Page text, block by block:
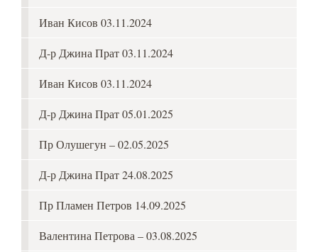
Иван Кисов 03.11.2024
Д-р Джина Прат 03.11.2024
Иван Кисов 03.11.2024
Д-р Джина Прат 05.01.2025
Пр Олушегун – 02.05.2025
Д-р Джина Прат 24.08.2025
Пр Пламен Петров 14.09.2025
Валентина Петрова – 03.08.2025